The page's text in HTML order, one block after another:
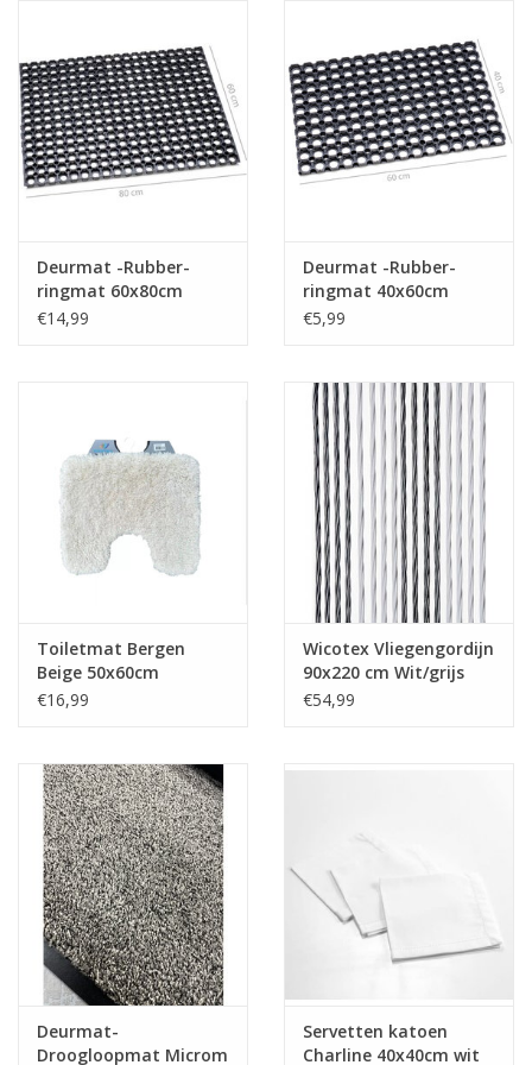
Feestartikelen
School
Vitaliteit
KAARTEN
Horloge
Tafelen
Kalenders
Keuken textiele
Bakken & Braden
Koken
Weckpotten
Schoonmaken
Mepal
Deurmat -Rubber-
ringmat 60x80cm
€14,99
Deurmat -Rubber-
ringmat 40x60cm
€5,99
Toiletmat Bergen
Beige 50x60cm
€16,99
Wicotex Vliegengordijn
90x220 cm Wit/grijs
duo
€54,99
Deurmat-
Droogloopmat Microm
Servetten katoen
Charline 40x40cm wit